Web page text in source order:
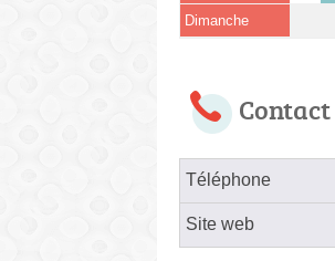
Dimanche
Contact
Téléphone
Site web